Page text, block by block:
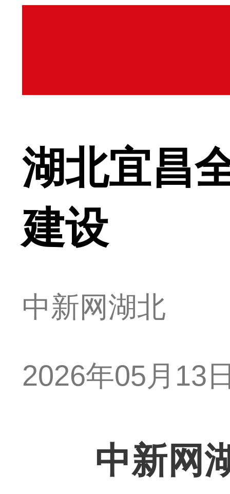
湖北宜昌
建设
中新网湖北
2026年05月13
中新网